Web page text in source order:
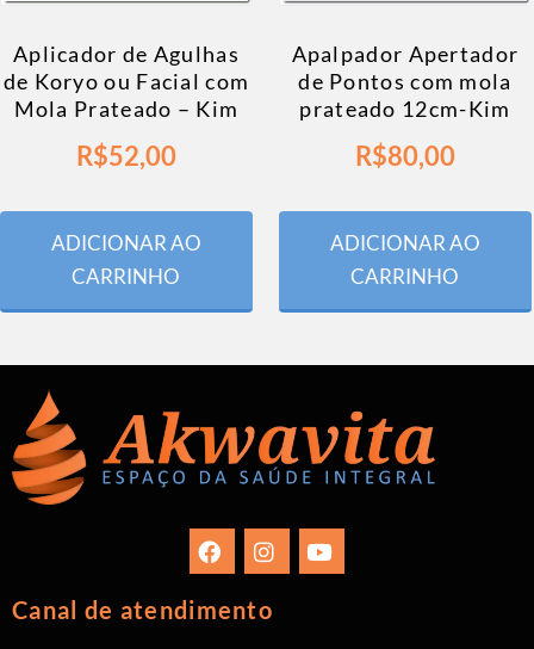
Aplicador de Agulhas
de Koryo ou Facial com
Mola Prateado – Kim
R$52,00
ADICIONAR AO
CARRINHO
Apalpador Apertador
de Pontos com mola
prateado 12cm-Kim
R$80,00
ADICIONAR AO
CARRINHO
Canal de atendimento